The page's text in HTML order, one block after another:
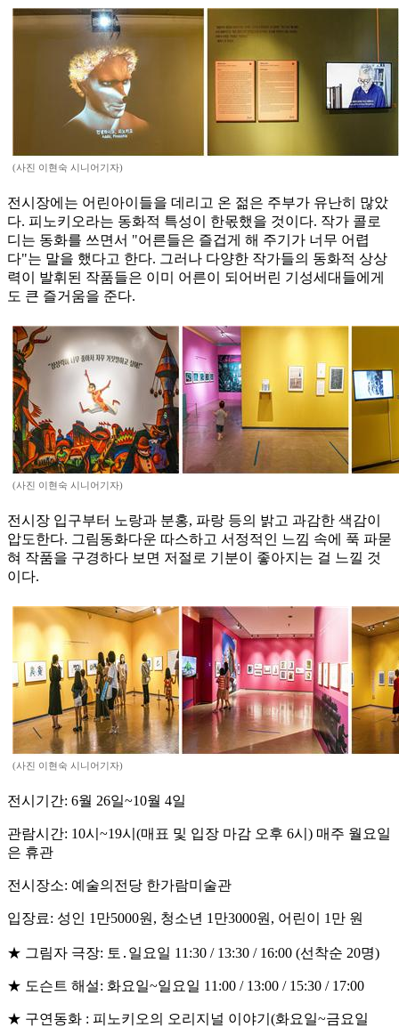
(사진 이현숙 시니어기자)
전시장에는 어린아이들을 데리고 온 젊은 주부가 유난히 많았
다. 피노키오라는 동화적 특성이 한몫했을 것이다. 작가 콜로
디는 동화를 쓰면서 "어른들은 즐겁게 해 주기가 너무 어렵
다"는 말을 했다고 한다. 그러나 다양한 작가들의 동화적 상상
력이 발휘된 작품들은 이미 어른이 되어버린 기성세대들에게
도 큰 즐거움을 준다.
(사진 이현숙 시니어기자)
전시장 입구부터 노랑과 분홍, 파랑 등의 밝고 과감한 색감이
압도한다. 그림동화다운 따스하고 서정적인 느낌 속에 푹 파묻
혀 작품을 구경하다 보면 저절로 기분이 좋아지는 걸 느낄 것
이다.
(사진 이현숙 시니어기자)
전시기간: 6월 26일~10월 4일
관람시간: 10시~19시(매표 및 입장 마감 오후 6시) 매주 월요일
은 휴관
전시장소: 예술의전당 한가람미술관
입장료: 성인 1만5000원, 청소년 1만3000원, 어린이 1만 원
★ 그림자 극장: 토․일요일 11:30 / 13:30 / 16:00 (선착순 20명)
★ 도슨트 해설: 화요일~일요일 11:00 / 13:00 / 15:30 / 17:00
★ 구연동화 : 피노키오의 오리지널 이야기(화요일~금요일